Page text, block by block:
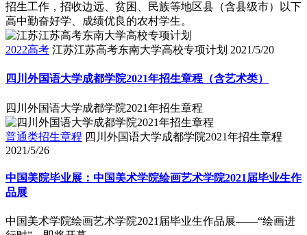
招生工作，招收边远、贫困、民族等地区县（含县级市）以下
高中勤奋好学、成绩优良的农村学生。
2022高考 江苏江苏高考东南大学高校专项计划 2021/5/20
四川外国语大学成都学院2021年招生章程（含艺术类）
四川外国语大学成都学院2021年招生章程
普通类招生章程 四川外国语大学成都学院2021年招生章程
2021/5/26
中国美院毕业展：中国美术学院绘画艺术学院2021届毕业生作
品展
中国美术学院绘画艺术学院2021届毕业生作品展——“绘画进